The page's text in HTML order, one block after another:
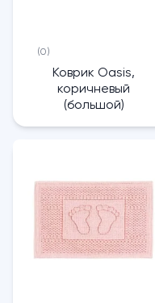
(0)
Коврик Oasis,
коричневый
(большой)